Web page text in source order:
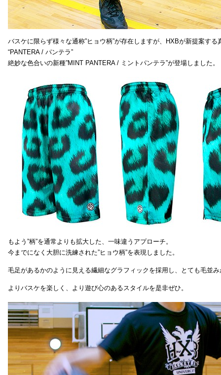
バスケに限らず様々な通称”ヒョウ柄”が存在しますが、HXBが新提案する
“PANTERA / パンテラ”
絶妙な色合いの新種”MINT PANTERA / ミントパンテラ”が登場しました。
もよう”柄”を通常よりも拡大した、一味違うアプローチ。
今までになく大胆に洗練された”ヒョウ柄”を表現しました。
毛足があるかのように見える繊細なグラフィックを採用し、とても毛並
よりバスケを楽しく、より遊び心のあるスタイルを是非ぜひ。